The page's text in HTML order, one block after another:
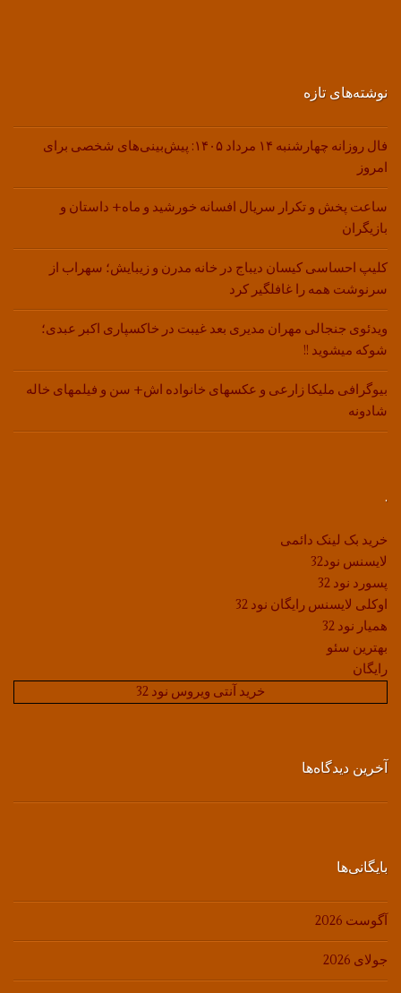
نوشته‌های تازه
فال روزانه چهارشنبه ۱۴ مرداد ۱۴۰۵: پیش‌بینی‌های شخصی برای
امروز
ساعت پخش و تکرار سریال افسانه خورشید و ماه+ داستان و
بازیگران
کلیپ احساسی کیسان دیباج در خانه مدرن و زیبایش؛ سهراب از
سرنوشت همه را غافلگیر کرد
ویدئوی جنجالی مهران مدیری بعد غیبت در خاکسپاری اکبر عبدی؛
شوکه میشوید !!
بیوگرافی ملیکا زارعی و عکسهای خانواده اش+ سن و فیلمهای خاله
شادونه
.
خرید بک لینک دائمی
لایسنس نود32
پسورد نود 32
اوکلی لایسنس رایگان نود 32
همیار نود 32
بهترین سئو
رایگان
خرید آنتی ویروس نود 32
آخرین دیدگاه‌ها
بایگانی‌ها
آگوست 2026
جولای 2026